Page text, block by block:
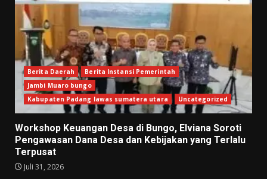
Berita Daerah
Berita Instansi Pemerintah
Jambi Muaro bungo
Kabupaten Padang lawas sumatera utara
Uncategorized
Workshop Keuangan Desa di Bungo, Elviana Soroti
Pengawasan Dana Desa dan Kebijakan yang Terlalu
Terpusat
Juli 31, 2026